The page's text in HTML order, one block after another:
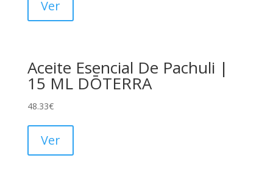
Ver
Aceite Esencial De Pachuli |
15 ML DŌTERRA
48.33€
Ver